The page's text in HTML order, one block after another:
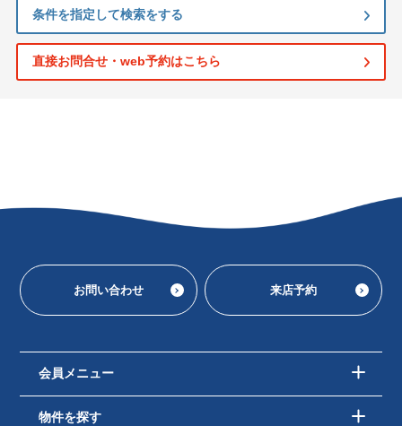
条件を指定して検索をする
直接お問合せ・web予約はこちら
お問い合わせ 来店予約
会員メニュー
物件を探す